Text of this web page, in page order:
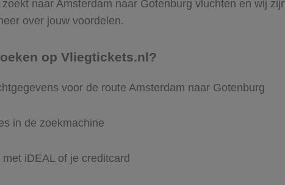
naar Amsterdam naar Gotenburg vluchten en wij
over jouw voordelen.
op Vliegtickets.nl?
voor de route Amsterdam naar Gotenburg
in de zoekmachine
iDEAL of je creditcard